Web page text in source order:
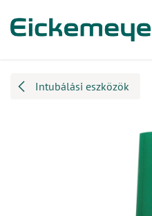
Intubálási eszközök